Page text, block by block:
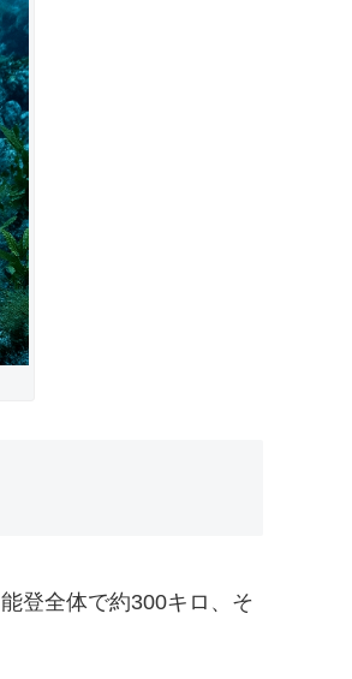
登全体で約300キロ、そ